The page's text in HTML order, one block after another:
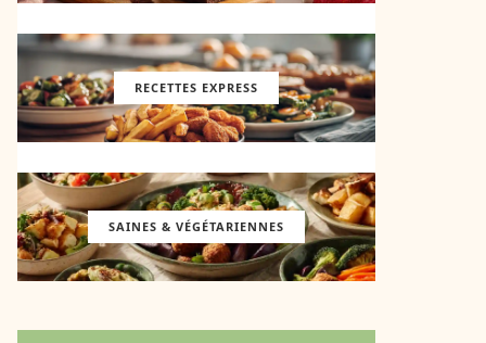
RECETTES EXPRESS
SAINES & VÉGÉTARIENNES